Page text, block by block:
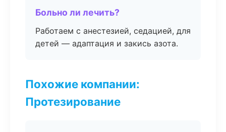
Больно ли лечить?
Работаем с анестезией, седацией, для
детей — адаптация и закись азота.
Похожие компании:
Протезирование